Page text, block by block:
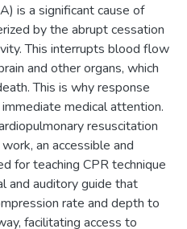
is a significant cause of
by the abrupt cessation
This interrupts blood flow
and other organs, which
This is why response
medical attention.
resuscitation
an accessible and
for teaching CPR technique
and auditory guide that
rate and depth to
facilitating access to